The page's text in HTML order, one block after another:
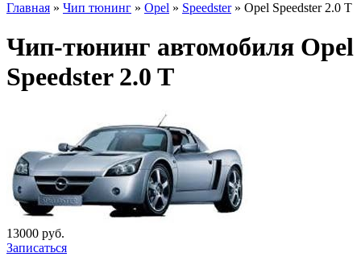
Главная » Чип тюнинг » Opel » Speedster» Opel Speedster 2.0 T
Чип-тюнинг автомобиля Opel
Speedster 2.0 T
13000 руб.
Записаться